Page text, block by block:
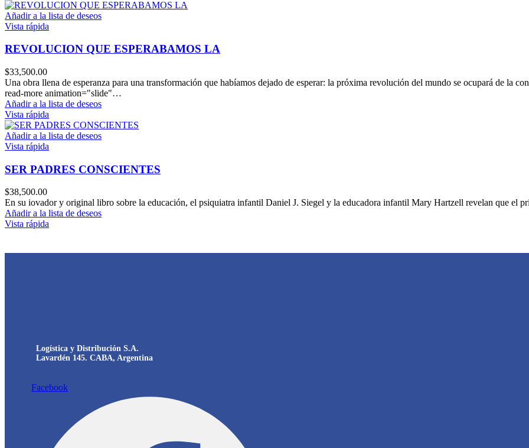
Añadir a la lista de deseos
Vista rápida
REVOLUCION QUE ESPERABAMOS LA
$33,500.00
Una obra llena de esperanza para una transformación que habíamos dejado de esperar: la próxima revolución del mundo se ocupará de la
read-more animation="slide"…
Añadir a la lista de deseos
Vista rápida
Añadir a la lista de deseos
Vista rápida
SER PADRES CONSCIENTES
$38,500.00
En su iovador y original libro sobre la educación, el psiquiatra infantil Daniel J. Siegel y la educadora infantil Mary Hartzell revelan que el
Añadir a la lista de deseos
Vista rápida
Logística y Distribución S.A.
Lavardén 145. CABA, Argentina
Facebook